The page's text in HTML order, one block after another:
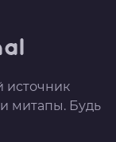
источник
митапы. Будь